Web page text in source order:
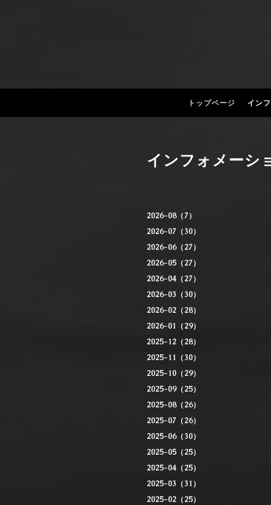
トップページ イン
2026-08（7）
2026-07（30）
2026-06（27）
2026-05（27）
2026-04（27）
2026-03（30）
2026-02（28）
2026-01（29）
2025-12（28）
2025-11（30）
2025-10（29）
2025-09（25）
2025-08（26）
2025-07（26）
2025-06（30）
2025-05（25）
2025-04（25）
2025-03（31）
2025-02（25）
インフォメーシ